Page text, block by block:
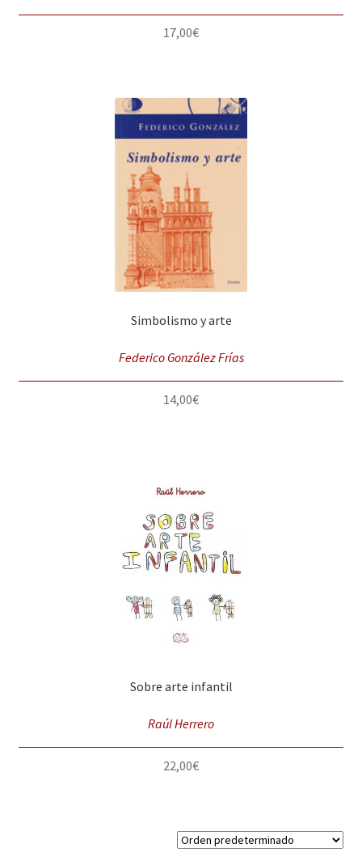
17,00€
Simbolismo y arte
Federico González Frías
14,00€
Sobre arte infantil
Raúl Herrero
22,00€